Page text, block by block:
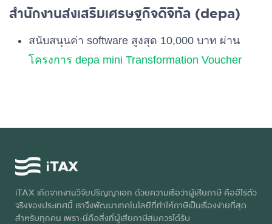
สำนักงานส่งเสริมเศรษฐกิจดิจิทัล (depa)
สนับสนุนค่า software สูงสุด 10,000 บาท ผ่าน
โครงการ depa mini Transformation Voucher
iTAX เกิดจากงานวิจัยปริญญาเอก ด้วยความเชื่อว่าผู้เสียภาษี คือฮีโร่ตัว
จริงของประเทศนี้ เราจึงพัฒนาเทคโนโลยีที่ทำให้ภาษีเป็นเรื่องง่ายที่สุด
สำหรับทุกคน เพราะนี่คือสิ่งที่ผู้เสียภาษีสมควรได้รับ